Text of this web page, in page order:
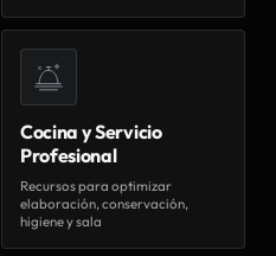
Cocina y Servicio
Profesional
Recursos para optimizar
elaboración, conservación,
higiene y sala